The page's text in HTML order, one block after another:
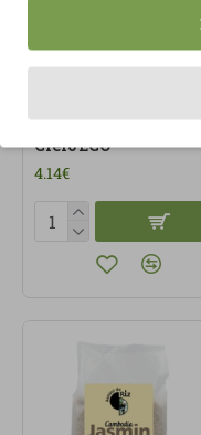
400gr La Finestra
Cielo ECO
4.14€